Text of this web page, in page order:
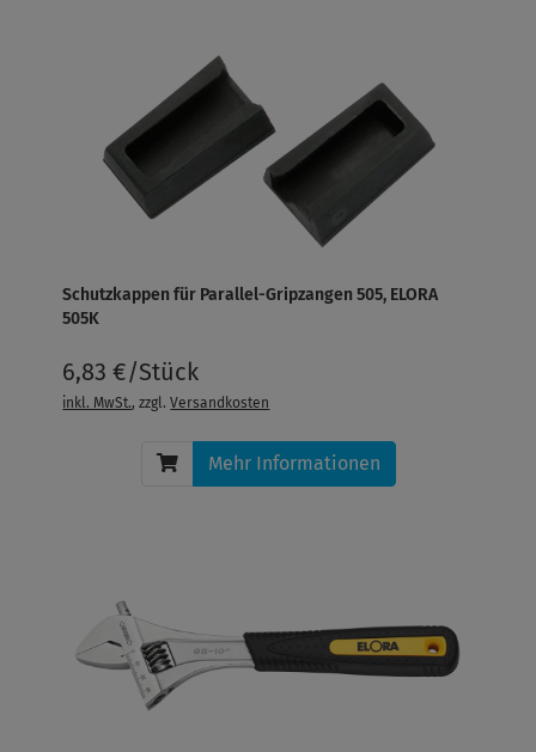
Schutzkappen für Parallel-Gripzangen 505, ELORA
505K
6,83 €/Stück
inkl. MwSt., zzgl.Versandkosten
Mehr Informationen